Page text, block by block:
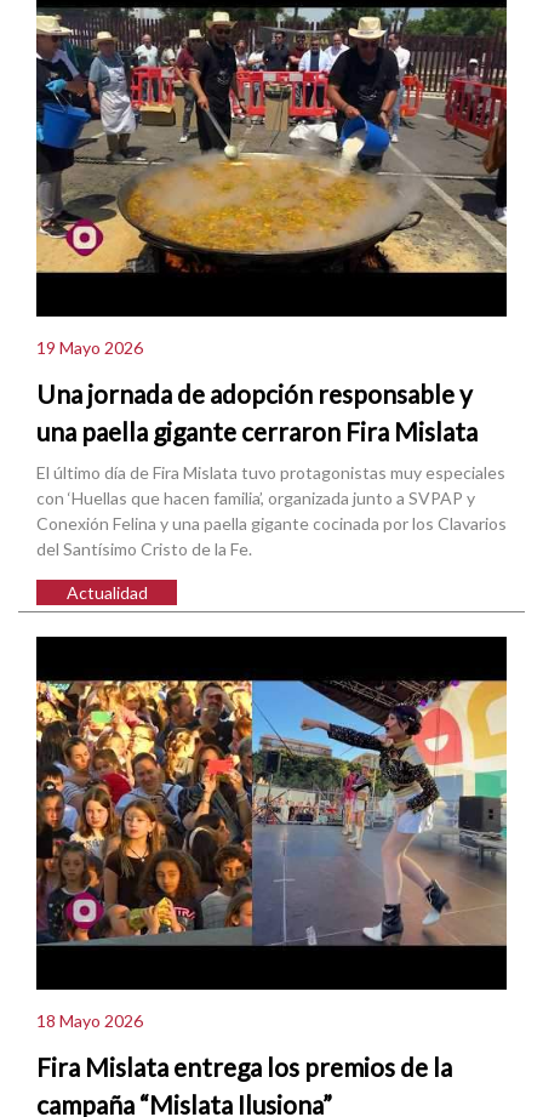
19 Mayo 2026
Una jornada de adopción responsable y
una paella gigante cerraron Fira Mislata
El último día de Fira Mislata tuvo protagonistas muy especiales
con ‘Huellas que hacen familia’, organizada junto a SVPAP y
Conexión Felina y una paella gigante cocinada por los Clavarios
del Santísimo Cristo de la Fe.
Actualidad
18 Mayo 2026
Fira Mislata entrega los premios de la
campaña “Mislata Ilusiona”